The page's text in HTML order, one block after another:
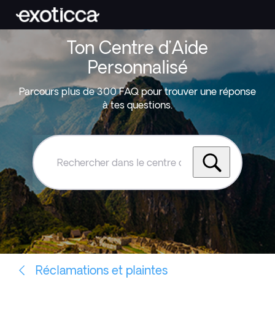
Ton Centre d’Aide
Personnalisé
Parcours plus de 300 FAQ pour trouver une réponse
à tes questions.
Rechercher
le
centre
d'aide
Exoticca
Réclamations et plaintes